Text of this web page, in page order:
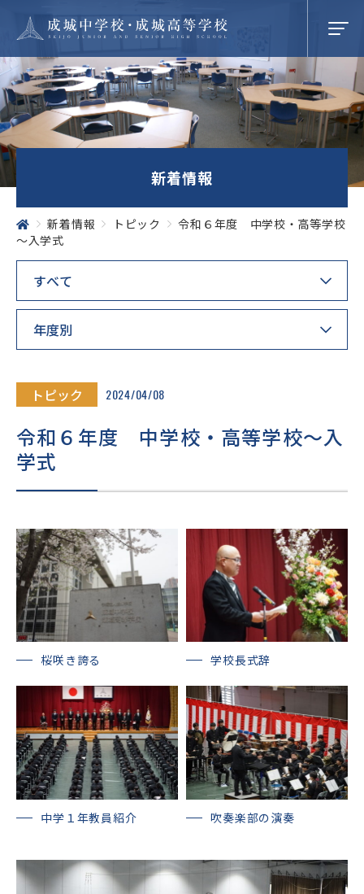
学校紹介
成城での学び
学校生活
SEIJO STORIES
入試情報
皆様へ
このサイトについて
個人情報保護方針
いじめ防止基本方針
採用情報 文化祭 Today’s SEIJO
新着情報
新着情報 トピック
令和６年度 中学校・高等学校
～入学式
トピック 2024/04/08
令和６年度 中学校・高等学校～入
学式
桜咲き誇る 学校長式辞
中学１年教員紹介 吹奏楽部の演奏